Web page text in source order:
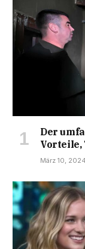
Der
Vorteile,
März 10, 2024